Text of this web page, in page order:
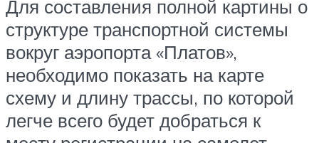
Для составления полной картины о
структуре транспортной системы
вокруг аэропорта «Платов»,
необходимо показать на карте
схему и длину трассы, по которой
легче всего будет добраться к